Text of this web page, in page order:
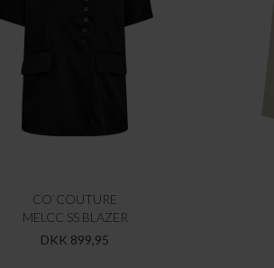
CO`COUTURE
MELCC SS BLAZER
DKK 899,95